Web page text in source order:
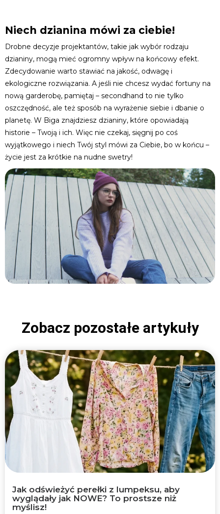
Niech dzianina mówi za ciebie!
Drobne decyzje projektantów, takie jak wybór rodzaju
dzianiny, mogą mieć ogromny wpływ na końcowy efekt.
Zdecydowanie warto stawiać na jakość, odwagę i
ekologiczne rozwiązania. A jeśli nie chcesz wydać fortuny na
nową garderobę, pamiętaj – secondhand to nie tylko
oszczędność, ale też sposób na wyrażenie siebie i dbanie o
planetę. W Biga znajdziesz dzianiny, które opowiadają
historie – Twoją i ich. Więc nie czekaj, sięgnij po coś
wyjątkowego i niech Twój styl mówi za Ciebie, bo w końcu –
życie jest za krótkie na nudne swetry!
Zobacz pozostałe artykuły
Jak odświeżyć perełki z lumpeksu, aby
wyglądały jak NOWE? To prostsze niż
myślisz!